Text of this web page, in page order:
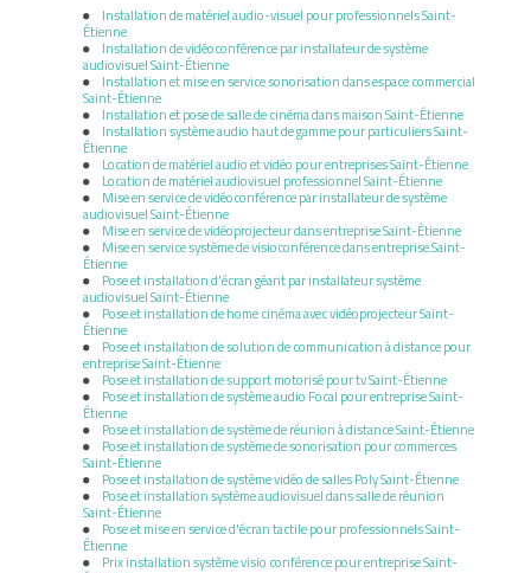
Installation de matériel audio-visuel pour professionnels Saint-
Étienne
Installation de vidéoconférence par installateur de système
audiovisuel Saint-Étienne
Installation et mise en service sonorisation dans espace commercial
Saint-Étienne
Installation et pose de salle de cinéma dans maison Saint-Étienne
Installation système audio haut de gamme pour particuliers Saint-
Étienne
Location de matériel audio et vidéo pour entreprises Saint-Étienne
Location de matériel audiovisuel professionnel Saint-Étienne
Mise en service de vidéoconférence par installateur de système
audiovisuel Saint-Étienne
Mise en service de vidéoprojecteur dans entreprise Saint-Étienne
Mise en service système de visioconférence dans entreprise Saint-
Étienne
Pose et installation d'écran géant par installateur système
audiovisuel Saint-Étienne
Pose et installation de home cinéma avec vidéoprojecteur Saint-
Étienne
Pose et installation de solution de communication à distance pour
entreprise Saint-Étienne
Pose et installation de support motorisé pour tv Saint-Étienne
Pose et installation de système audio Focal pour entreprise Saint-
Étienne
Pose et installation de système de réunion à distance Saint-Étienne
Pose et installation de système de sonorisation pour commerces
Saint-Étienne
Pose et installation de système vidéo de salles Poly Saint-Étienne
Pose et installation système audiovisuel dans salle de réunion
Saint-Étienne
Pose et mise en service d'écran tactile pour professionnels Saint-
Étienne
Prix installation système visio conférence pour entreprise Saint-